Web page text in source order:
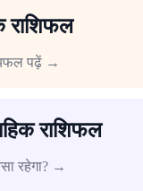
राशिफल
पढ़ें →
राशिफल
रहेगा? →